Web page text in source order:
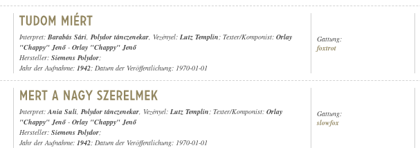
Interpret: Barabás Sári, Polydor tánczenekar, Vezényel: Lutz Templin; Texter/Komponist: Orlay
"Chappy" Jenő- Orlay "Chappy" Jenő
Hersteller: Siemens Polydor;
Jahr der Aufnahme: 1942; Datum der Veröffentlichung: 1970-01-01
Gattung:
foxtrot
Interpret:Ania Suli, Polydor tánczenekar, Vezényel: Lutz Templin; Texter/Komponist: Orlay
"Chappy" Jenő- Orlay "Chappy" Jenő
Hersteller: Siemens Polydor;
Jahr der Aufnahme: 1942; Datum der Veröffentlichung: 1970-01-01
Gattung:
slowfox